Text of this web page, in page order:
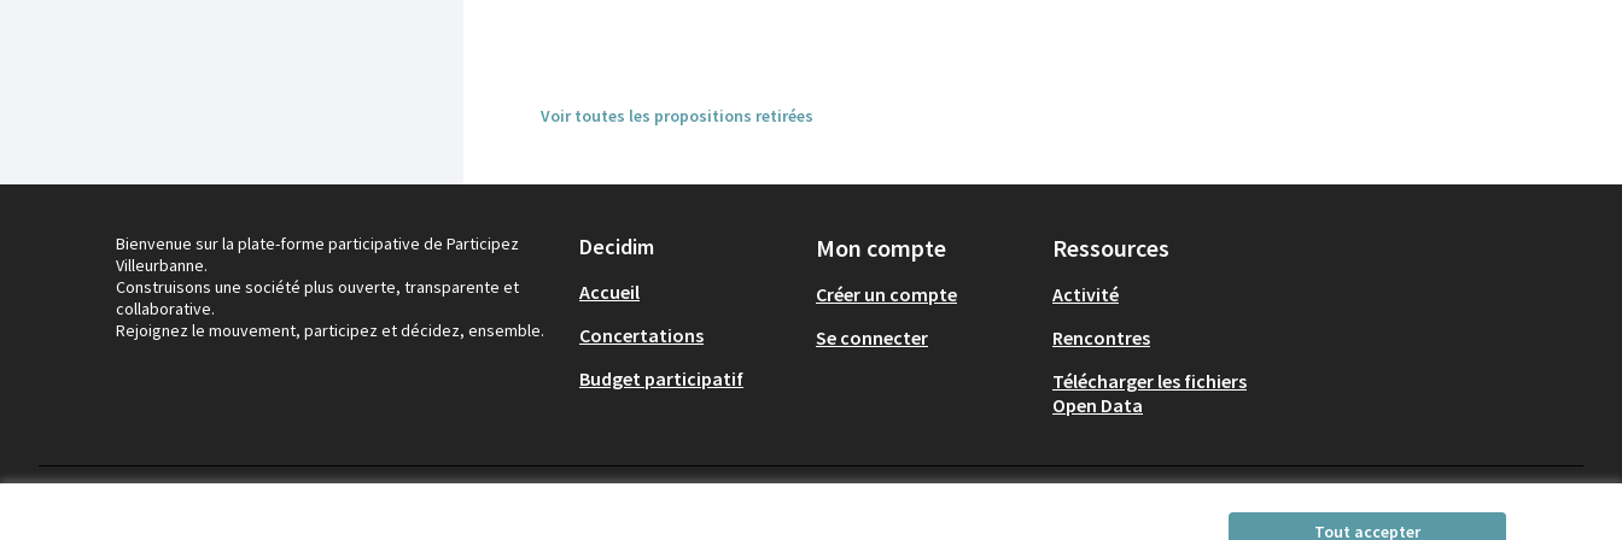
Tout accepter
Voir toutes les propositions retirées
Bienvenue sur la plate-forme participative de Participez
Villeurbanne.
Construisons une société plus ouverte, transparente et
collaborative.
Rejoignez le mouvement, participez et décidez, ensemble.
Decidim
Accueil
Concertations
Budget participatif
Mon compte
Créer un compte
Se connecter
Ressources
Activité
Rencontres
Télécharger les fichiers
Open Data